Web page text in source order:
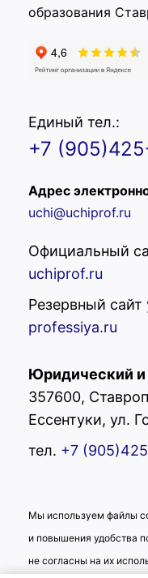
образования
Единый тел.:
+7
Адрес
uchi@uchiprof.ru
Официальный
uchiprof.ru
Резервный
professiya.ru
Юридический и
357600,
Ессентуки, ул.
тел. +7
Мы используем файлы
и повышения удобства
не согласны на их